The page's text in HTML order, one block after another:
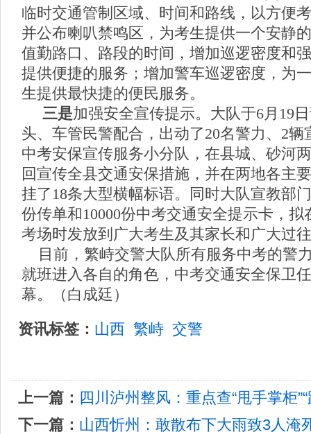
临时交通管制区域、时间和路线，以方便
并公布喇叭禁鸣区，为考生提供一个安静
值勤路口、路段的时间，增加巡逻密度和
提供便捷的服务；增加警车巡逻密度，为
生提供最快捷的便民服务。
三是加强安全宣传提示。大队于6月19
头、车管民警配合，出动了20名警力、2辆
中考安保宣传服务小分队，在县城、砂河
回宣传全县交通安保措施，并在两地各主
挂了18条大型横幅标语。同时大队宣教部
份传单和10000份中考交通安全提示卡，拟
考场时发放到广大考生及其家长和广大过
目前，繁峙交警大队所有服务中考的警
就班进入各自的角色，中考交通安全保卫
幕。（白成廷）
资讯标签： 山西 繁峙 交警
上一篇： 四川泸州整风：重点查“甩手掌柜”“
下一篇： 山西忻州：敢散布下大雨致3人淹